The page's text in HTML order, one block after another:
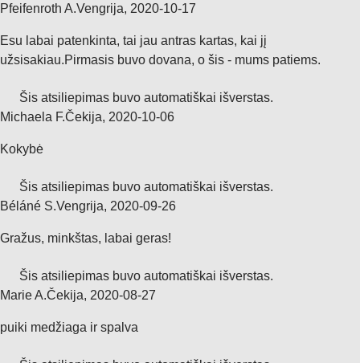
Pfeifenroth A.Vengrija, 2020‑10‑17
Esu labai patenkinta, tai jau antras kartas, kai jį
užsisakiau.Pirmasis buvo dovana, o šis - mums patiems.
Šis atsiliepimas buvo automatiškai išverstas.
Michaela F.Čekija, 2020‑10‑06
Kokybė
Šis atsiliepimas buvo automatiškai išverstas.
Béláné S.Vengrija, 2020‑09‑26
Gražus, minkštas, labai geras!
Šis atsiliepimas buvo automatiškai išverstas.
Marie A.Čekija, 2020‑08‑27
puiki medžiaga ir spalva